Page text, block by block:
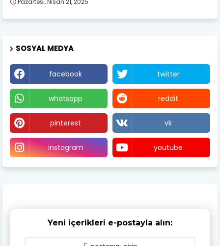
SOSYAL MEDYA
facebook twitter
whatsapp reddit
pinterest vk
instagram youtube
Yeni içerikleri e-postayla alın: